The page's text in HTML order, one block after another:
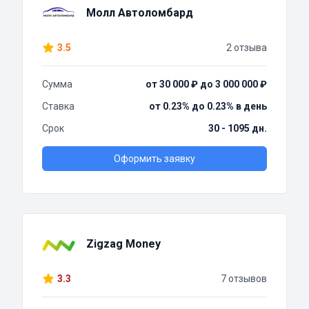
Молл Автоломбард
3.5 2 отзыва
Сумма
от 30 000 ₽ до 3 000 000 ₽
Ставка
от 0.23% до 0.23% в день
Срок
30 - 1095 дн.
Оформить заявку
Zigzag Money
3.3 7 отзывов